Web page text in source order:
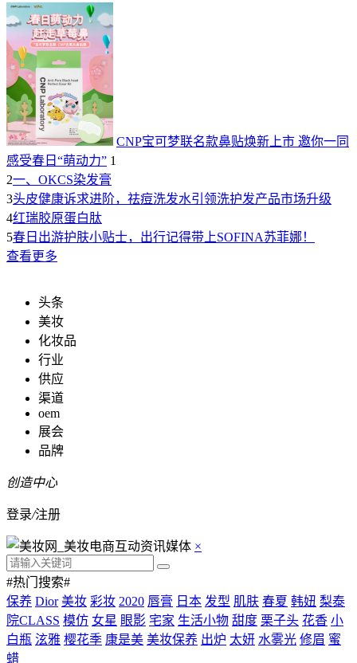
CNP宝可梦联名款鼻贴焕新上市 邀你一同
感受春日“萌动力” 1
2一、OKCS染发膏
3头皮健康诉求进阶，祛痘洗发水引领洗护发产品市场升级
4红瑞胶原蛋白肽
5春日出游护肤小贴士，出行记得带上SOFINA苏菲娜！
查看更多
头条
美妆
化妆品
行业
供应
渠道
oem
展会
品牌
创造中心
登录/注册
×
#热门搜索#
保养 Dior 美妆 彩妆 2020 唇膏 日本 发型 肌肤 春夏 韩妞 梨泰
院CLASS 模仿 女星 眼影 宅家 生活小物 甜度 栗子头 花香 小
白瓶 泫雅 樱花季 康是美 美妆保养 出炉 太妍 水雾光 修眉 蜜
蜡